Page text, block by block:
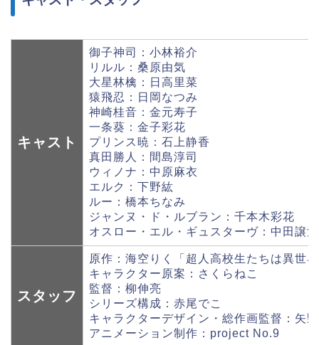
キャスト
御子神司：小林裕介
リルル：桑原由気
大星林檎：日高里菜
猿飛忍：日岡なつみ
神崎桂音：金元寿子
一条葵：金子彩花
プリンス暁：石上静香
真田勝人：間島淳司
ウィノナ：中原麻衣
エルク：下野紘
ルー：橋本ちなみ
ジャンヌ・ド・ルブラン：千本木彩花
オスロー・エル・ギュスターヴ：中田譲治
スタッフ
原作：海空りく「超人高校生たちは異世
キャラクター原案：さくらねこ
監督：柳伸亮
シリーズ構成：赤尾でこ
キャラクターデザイン・総作画監督：矢
アニメーション制作：project No.9